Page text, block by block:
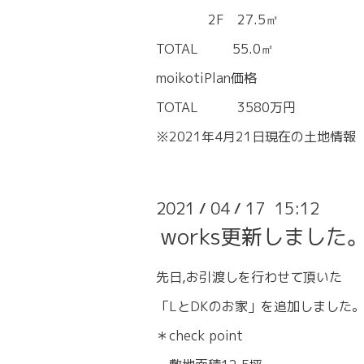
2F 27.5㎡
TOTAL 55.0㎡
moikotiPlan価格
TOTAL 3580万円
※2021年4月21日現在の土地情報
2021 / 04 / 17 15:12
works更新しました
先日,お引渡しを行わせて頂いた
「LとDKのお家」を追加しました。
＊check point